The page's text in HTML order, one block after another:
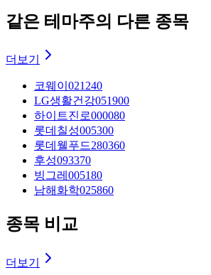
같은 테마주의 다른 종목
더보기
코웨이 021240
LG생활건강051900
하이트진로000080
롯데칠성005300
롯데웰푸드280360
후성093370
빙그레 005180
남해화학025860
종목 비교
더보기